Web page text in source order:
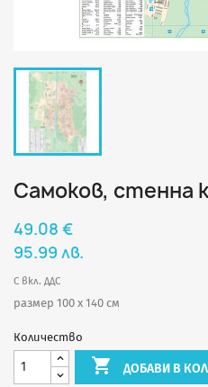
Самоков, стенна
49.08 €
95.99 лв.
С вкл. ДДС
размер 100 х 140 см
Количество
 ДОБАВИ В